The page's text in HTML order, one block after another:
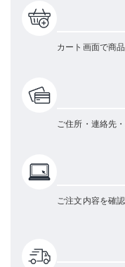
カート画面で商
ご住所・連絡先
ご注文内容を確